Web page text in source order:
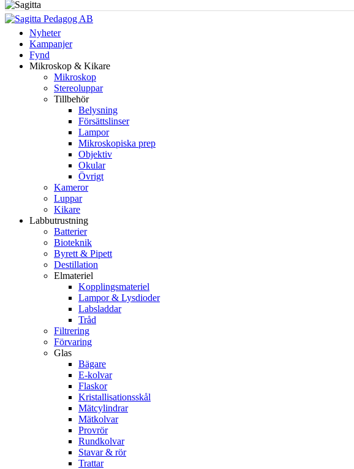
Nyheter
Kampanjer
Fynd
Mikroskop & Kikare
Mikroskop
Stereoluppar
Tillbehör
Belysning
Försättslinser
Lampor
Mikroskopiska prep
Objektiv
Okular
Övrigt
Kameror
Luppar
Kikare
Labbutrustning
Batterier
Bioteknik
Byrett & Pipett
Destillation
Elmateriel
Kopplingsmateriel
Lampor & Lysdioder
Labsladdar
Tråd
Filtrering
Förvaring
Glas
Bägare
E-kolvar
Flaskor
Kristallisationsskål
Mätcylindrar
Mätkolvar
Provrör
Rundkolvar
Stavar & rör
Trattar